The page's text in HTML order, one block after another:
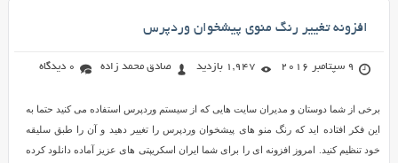
افزونه تغییر رنگ منوی پیشخوان وردپرس
9 سپتامبر 2016 1,947 بازدید صادق محمد زاده 0 دیدگاه
برخی از شما دوستان و مدیران سایت هایی که از سیستم وردپرس استفاده می کنید حتما به
این فکر افتاده اید که رنگ منو های پیشخوان وردپرس را تغییر دهید و آن را طبق سلیقه
خود تنظیم کنید. امروز افزونه ای را برای شما ایران اسکریپتی های عزیز آماده دانلود کرده